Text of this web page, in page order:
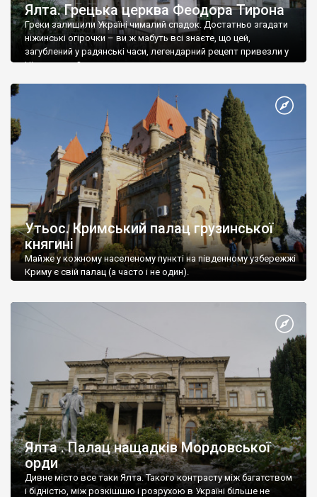
Ялта. Грецька церква Феодора Тирона
Греки залишили Україні чималий спадок. Достатньо згадати
ніжинські огірочки – ви ж мабуть всі знаєте, що цей,
загублений у радянські часи, легендарний рецепт привезли у
Ніжин греки?
Утьос. Кримський палац грузинської
княгині
Майже у кожному населеному пункті на південному узбережжі
Криму є свій палац (а часто і не один).
Ялта . Палац нащадків Мордовської
орди
Дивне місто все таки Ялта. Такого контрасту між багатством
і бідністю, між розкішшю і розрухою в Україні більше не